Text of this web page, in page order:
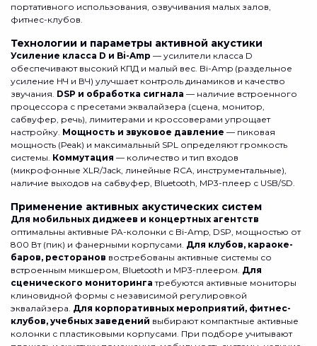
портативного использования, озвучивания малых залов,
фитнес-клубов.
Технологии и параметры активной акустики
Усиление класса D и Bi-Amp — усилители класса D
обеспечивают высокий КПД и малый вес. Bi-Amp (раздельное
усиление НЧ и ВЧ) улучшает контроль динамиков и качество
звучания. DSP и обработка сигнала — наличие встроенного
процессора с пресетами эквалайзера (сцена, монитор,
сабвуфер, речь), лимитерами и кроссоверами упрощает
настройку. Мощность и звуковое давление — пиковая
мощность (Peak) и максимальный SPL определяют громкость
системы. Коммутация — количество и тип входов
(микрофонные XLR/Jack, линейные RCA, инструментальные),
наличие выходов на сабвуфер, Bluetooth, MP3-плеер с USB/SD.
Применение активных акустических систем
Для мобильных диджеев и концертных агентств
оптимальны активные PA-колонки с Bi-Amp, DSP, мощностью от
800 Вт (пик) и фанерными корпусами. Для клубов, караоке-
баров, ресторанов востребованы активные системы со
встроенным микшером, Bluetooth и MP3-плеером. Для
сценического мониторинга требуются активные мониторы
клиновидной формы с независимой регулировкой
эквалайзера. Для корпоративных мероприятий, фитнес-
клубов, учебных заведений выбирают компактные активные
колонки с пластиковыми корпусами. При подборе учитывают